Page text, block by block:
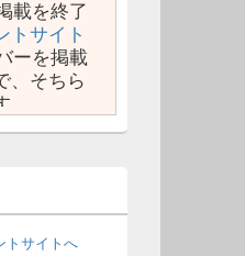
載を終了
トサイト
ーを掲載
、そちら